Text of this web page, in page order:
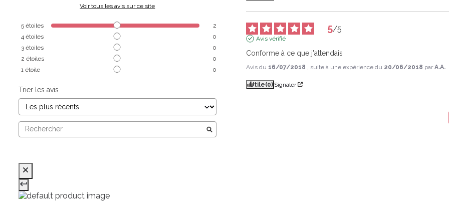
Voir tous les avis sur ce site
5 étoiles
2
4 étoiles
0
3 étoiles
0
2 étoiles
0
1 étoile 0
Trier les avis
5/5
Avis vérifié
Conforme à ce que j'attendais
Avis du 16/07/2018 , suite à une expérience du 20/06/2018 parA.A.
Utile(0) Signaler